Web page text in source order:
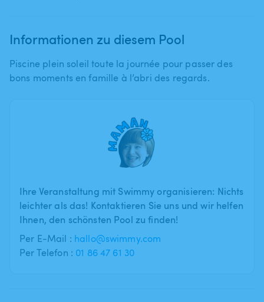
Informationen zu diesem Pool
Piscine plein soleil toute la journée pour passer des
bons moments en famille à l’abri des regards.
Ihre Veranstaltung mit Swimmy organisieren: Nichts
leichter als das! Kontaktieren Sie uns und wir helfen
Ihnen, den schönsten Pool zu finden!
Per E-Mail : hallo@swimmy.com
Per Telefon : 01 86 47 61 30